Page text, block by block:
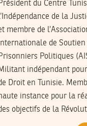
du Centre
de la
membre de
de Soutien
Politiques
indépendant
Droit en Tunisie.
instance pour la
objectifs de la